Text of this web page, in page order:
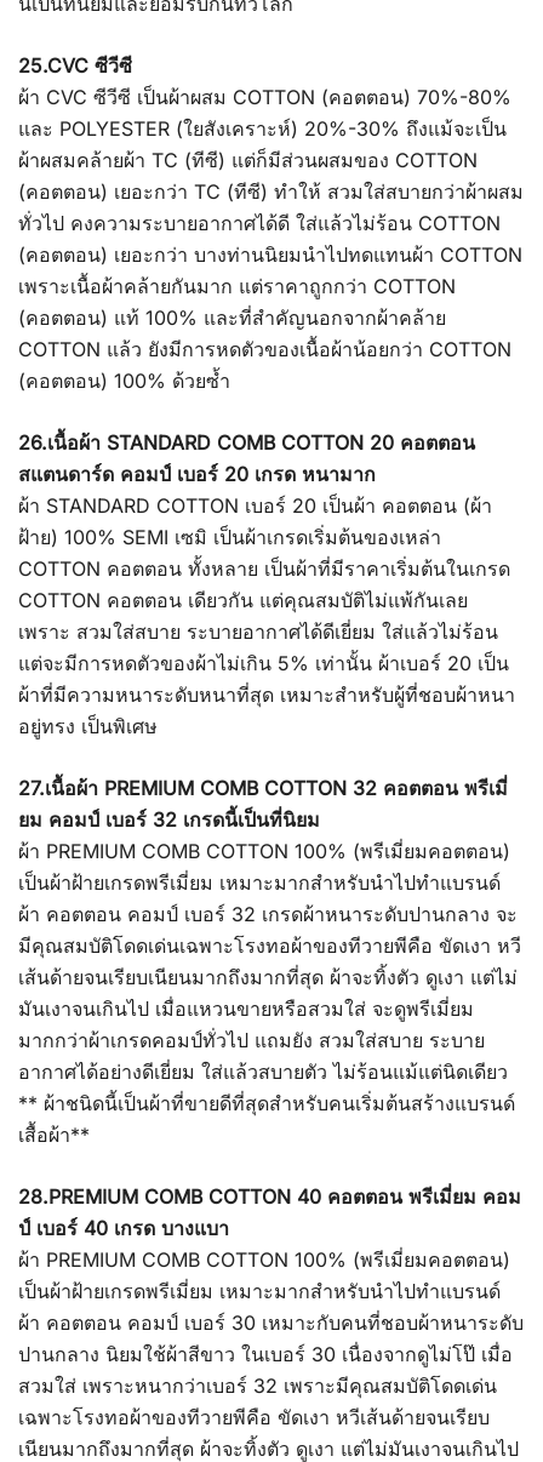
25.CVC ซีวีซี
ผ้า CVC ซีวีซี เป็นผ้าผสม COTTON (คอตตอน) 70%-80%
และ POLYESTER (ใยสังเคราะห์) 20%-30% ถึงแม้จะเป็น
ผ้าผสมคล้ายผ้า TC (ทีซี) แต่ก็มีส่วนผสมของ COTTON
(คอตตอน) เยอะกว่า TC (ทีซี) ทำให้ สวมใส่สบายกว่าผ้าผสม
ทั่วไป คงความระบายอากาศได้ดี ใส่แล้วไม่ร้อน COTTON
(คอตตอน) เยอะกว่า บางท่านนิยมนำไปทดแทนผ้า COTTON
เพราะเนื้อผ้าคล้ายกันมาก แต่ราคาถูกกว่า COTTON
(คอตตอน) แท้ 100% และที่สำคัญนอกจากผ้าคล้าย
COTTON แล้ว ยังมีการหดตัวของเนื้อผ้าน้อยกว่า COTTON
(คอตตอน) 100% ด้วยซ้ำ
26.เนื้อผ้า STANDARD COMB COTTON 20 คอตตอน
สแตนดาร์ด คอมป์ เบอร์ 20 เกรด หนามาก
ผ้า STANDARD COTTON เบอร์ 20 เป็นผ้า คอตตอน (ผ้า
ฝ้าย) 100% SEMI เซมิ เป็นผ้าเกรดเริ่มต้นของเหล่า
COTTON คอตตอน ทั้งหลาย เป็นผ้าที่มีราคาเริ่มต้นในเกรด
COTTON คอตตอน เดียวกัน แต่คุณสมบัติไม่แพ้กันเลย
เพราะ สวมใส่สบาย ระบายอากาศได้ดีเยี่ยม ใส่แล้วไม่ร้อน
แต่จะมีการหดตัวของผ้าไม่เกิน 5% เท่านั้น ผ้าเบอร์ 20 เป็น
ผ้าที่มีความหนาระดับหนาที่สุด เหมาะสำหรับผู้ที่ชอบผ้าหนา
อยู่ทรง เป็นพิเศษ
27.เนื้อผ้า PREMIUM COMB COTTON 32 คอตตอน พรีเมี่
ยม คอมป์ เบอร์ 32 เกรดนี้เป็นที่นิยม
ผ้า PREMIUM COMB COTTON 100% (พรีเมี่ยมคอตตอน)
เป็นผ้าฝ้ายเกรดพรีเมี่ยม เหมาะมากสำหรับนำไปทำแบรนด์
ผ้า คอตตอน คอมป์ เบอร์ 32 เกรดผ้าหนาระดับปานกลาง จะ
มีคุณสมบัติโดดเด่นเฉพาะโรงทอผ้าของทีวายพีคือ ขัดเงา หวี
เส้นด้ายจนเรียบเนียนมากถึงมากที่สุด ผ้าจะทิ้งตัว ดูเงา แต่ไม่
มันเงาจนเกินไป เมื่อแหวนขายหรือสวมใส่ จะดูพรีเมี่ยม
มากกว่าผ้าเกรดคอมป์ทั่วไป แถมยัง สวมใส่สบาย ระบาย
อากาศได้อย่างดีเยี่ยม ใส่แล้วสบายตัว ไม่ร้อนแม้แต่นิดเดียว
** ผ้าชนิดนี้เป็นผ้าที่ขายดีที่สุดสำหรับคนเริ่มต้นสร้างแบรนด์
เสื้อผ้า**
28.PREMIUM COMB COTTON 40 คอตตอน พรีเมี่ยม คอม
ป์ เบอร์ 40 เกรด บางแบา
ผ้า PREMIUM COMB COTTON 100% (พรีเมี่ยมคอตตอน)
เป็นผ้าฝ้ายเกรดพรีเมี่ยม เหมาะมากสำหรับนำไปทำแบรนด์
ผ้า คอตตอน คอมป์ เบอร์ 30 เหมาะกับคนที่ชอบผ้าหนาระดับ
ปานกลาง นิยมใช้ผ้าสีขาว ในเบอร์ 30 เนื่องจากดูไม่โป๊ เมื่อ
สวมใส่ เพราะหนากว่าเบอร์ 32 เพราะมีคุณสมบัติโดดเด่น
เฉพาะโรงทอผ้าของทีวายพีคือ ขัดเงา หวีเส้นด้ายจนเรียบ
เนียนมากถึงมากที่สุด ผ้าจะทิ้งตัว ดูเงา แต่ไม่มันเงาจนเกินไป